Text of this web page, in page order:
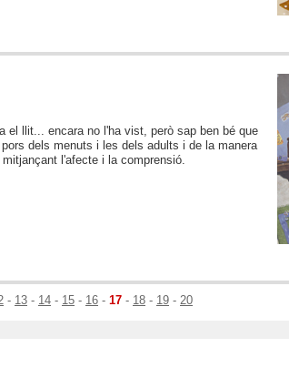
el llit... encara no l'ha vist, però sap ben bé que
dels menuts i les dels adults i de la manera
l'afecte i la comprensió.
- 13 - 14 - 15 - 16 - 17 - 18 - 19 - 20